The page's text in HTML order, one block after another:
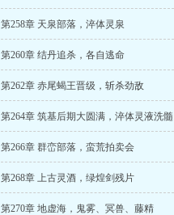
第258章 天泉部落，淬体灵泉
第260章 结丹追杀，各自逃命
第262章 赤尾蝎王晋级，斩杀劲敌
第264章 筑基后期大圆满，淬体灵液洗髓
第266章 群峦部落，蛮荒拍卖会
第268章 上古灵酒，绿煌剑残片
第270章 地虚海，鬼雾、冥兽、藤精